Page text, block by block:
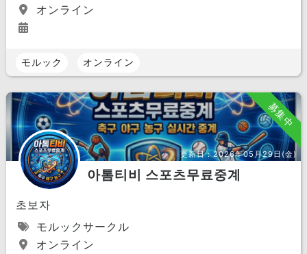
オンライン
モルック オンライン
募集中
更新日：2026年05月29日(金)
아톰티비 스포츠무료중계
초보자
モルックサークル
オンライン